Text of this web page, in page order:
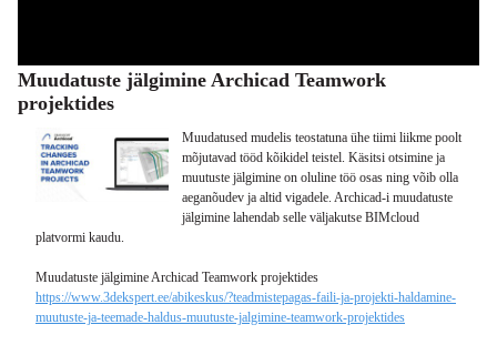
Muudatuste jälgimine Archicad Teamwork
projektides
Muudatused mudelis teostatuna ühe tiimi liikme poolt
mõjutavad tööd kõikidel teistel. Käsitsi otsimine ja
muutuste jälgimine on oluline töö osas ning võib olla
aeganõudev ja altid vigadele. Archicad-i muudatuste
jälgimine lahendab selle väljakutse BIMcloud
platvormi kaudu.
Muudatuste jälgimine Archicad Teamwork projektides
https://www.3dekspert.ee/abikeskus/?teadmistepagas-faili-ja-projekti-haldamine-
muutuste-ja-teemade-haldus-muutuste-jalgimine-teamwork-projektides